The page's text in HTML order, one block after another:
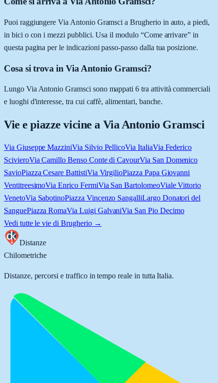
Puoi raggiungere Via Antonio Gramsci a Brugherio in auto, a piedi,
in bici o con i mezzi pubblici. Usa il modulo “Come arrivare” in
questa pagina per le indicazioni passo-passo dalla tua posizione.
Cosa si trova in Via Antonio Gramsci?
Lungo Via Antonio Gramsci sono mappati 6 tra attività commerciali
e luoghi d'interesse, tra cui caffè, alimentari, banche.
Vie e piazze vicine a Via Antonio Gramsci
Via Giuseppe MazziniVia Silvio PellicoVia ItaliaVia Federico
ScivieroVia Camillo Benso Conte di CavourVia San Domenico
SavioPiazza Cesare BattistiVia VirgilioPiazza Papa Giovanni
VentitreesimoVia Enrico FermiVia San BartolomeoViale Vittorio
VenetoVia SabotinoPiazza Vincenzo SangalliLargo Donatori del
SanguePiazza RomaVia Luigi GalvaniVia San Pio Decimo
Vedi tutte le vie di Brugherio→
Distanze
Chilometriche
Distanze, percorsi e traffico in tempo reale in tutta Italia.